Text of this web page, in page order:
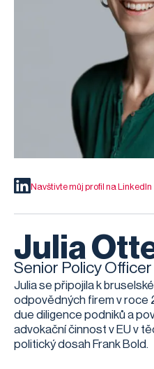
Navštivte můj profil na LinkedIn
Julia
Senior Policy Officer
Julia se připojila k
odpovědných firem v roce
due diligence podniků a
advokační činnost v EU v
politický dosah Frank Bold.